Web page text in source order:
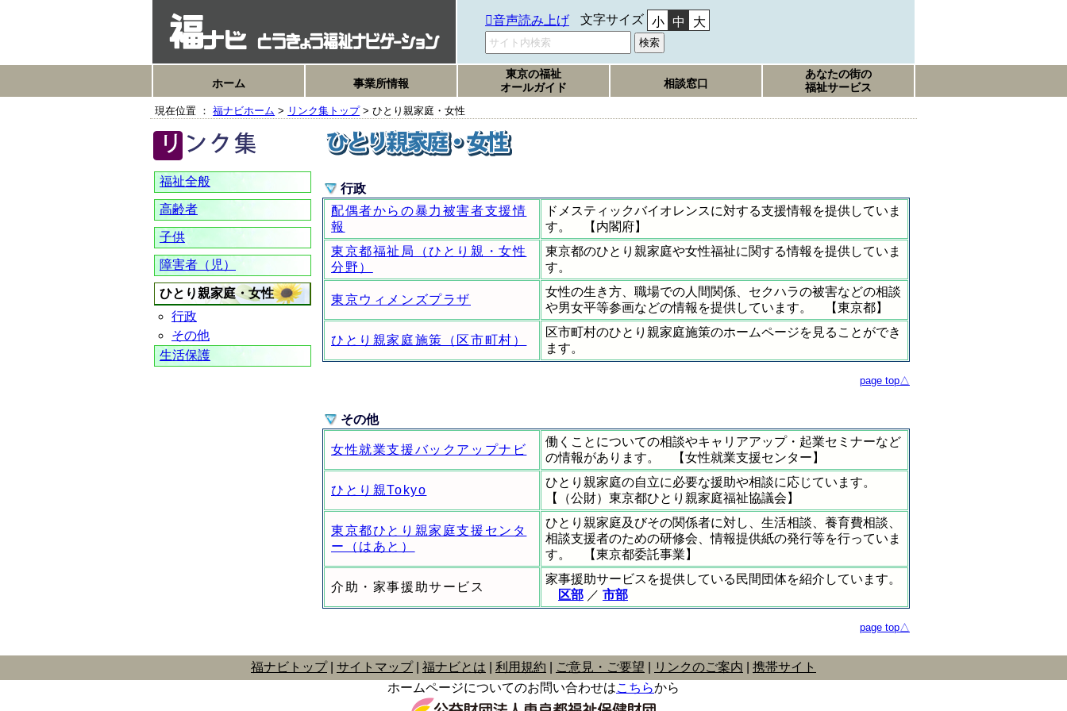
音声読み上げ 文字サイズ 小 中 大
ホーム 事業所情報
東京の福祉
オールガイド
相談窓口
あなたの街の
福祉サービス
現在位置 ：福ナビホーム > リンク集トップ> ひとり親家庭・女性
福祉全般
高齢者
子供
障害者（児）
ひとり親家庭・女性
行政
その他
生活保護
行政
配偶者からの暴力被害者支援情
報
ドメスティックバイオレンスに対する支援情報を提供していま
す。 【内閣府】
東京都福祉局（ひとり親・女性
分野）
東京都のひとり親家庭や女性福祉に関する情報を提供していま
す。
東京ウィメンズプラザ
女性の生き方、職場での人間関係、セクハラの被害などの相談
や男女平等参画などの情報を提供しています。 【東京都】
ひとり親家庭施策（区市町村）
区市町村のひとり親家庭施策のホームページを見ることができ
ます。
page top△
その他
女性就業支援バックアップナビ
働くことについての相談やキャリアアップ・起業セミナーなど
の情報があります。 【女性就業支援センター】
ひとり親Tokyo
ひとり親家庭の自立に必要な援助や相談に応じています。
【（公財）東京都ひとり親家庭福祉協議会】
東京都ひとり親家庭支援センタ
ー（はあと）
ひとり親家庭及びその関係者に対し、生活相談、養育費相談、
相談支援者のための研修会、情報提供紙の発行等を行っていま
す。 【東京都委託事業】
介助・家事援助サービス
家事援助サービスを提供している民間団体を紹介しています。
区部 ／ 市部
page top△
福ナビトップ サイトマップ 福ナビとは 利用規約 ご意見・ご要望 リンクのご案内
携帯サイト
ホームページについてのお問い合わせはこちらから